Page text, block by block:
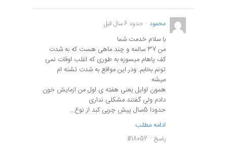
محمود حدود 6 سال قبل
با سلام خدمت شما
من 37 سالمه و چند ماهی هست که به شدت
کف پاهام میسوزه به طوری که اغلب اوقات نمی
تونم بخابم. ودر این مواقع به شدت تشنه ام
میشه
همون اوایل یعنی هفته ی اول من ازمایش خون
دادم ولی گفتند مشکلی نداری
حدودا 5سال پیش چربی کبد از نوع...
ادامه مطلب
پاسخ #18052